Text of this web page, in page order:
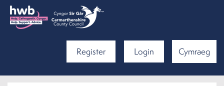
Register Login Cymraeg